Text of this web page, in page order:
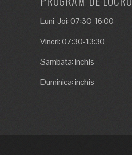
Luni-Joi: 07:30-16:00
Vineri: 07:30-13:30
Sambata: inchis
Duminica: inchis